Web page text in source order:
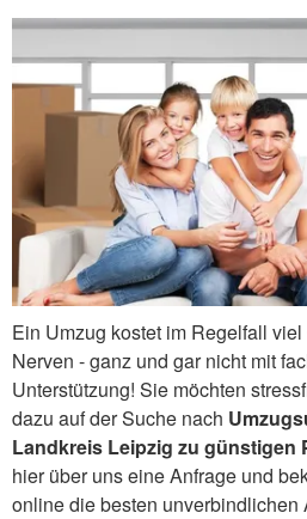
Ein Umzug kostet im Regelfall
Nerven - ganz und gar nicht mit
Unterstützung! Sie möchten
dazu auf der Suche nach
Landkreis Leipzig zu günstigen
hier über uns eine Anfrage und
online die besten unverbindlichen